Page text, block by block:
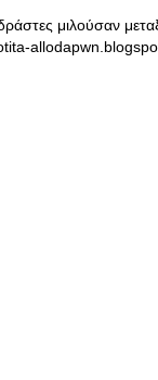
μιλούσαν